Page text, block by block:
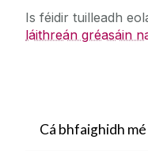
Is féidir tuilleadh
láithreán gréasáin
Cá bhfaighidh mé